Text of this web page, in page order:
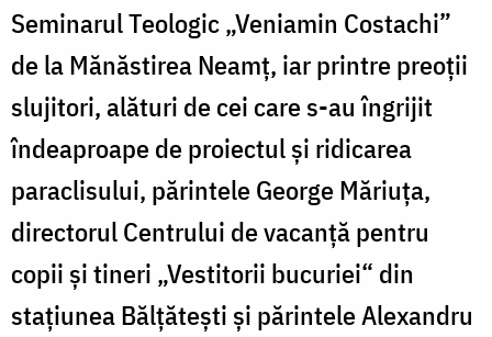
Seminarul Teologic „Veniamin Costachi”
de la Mănăstirea Neamț, iar printre preoții
slujitori, alături de cei care s-au îngrijit
îndeaproape de proiectul și ridicarea
paraclisului, părintele George Măriuţa,
directorul Centrului de vacanţă pentru
copii şi tineri „Vestitorii bucuriei“ din
staţiunea Bălţăteşti și părintele Alexandru